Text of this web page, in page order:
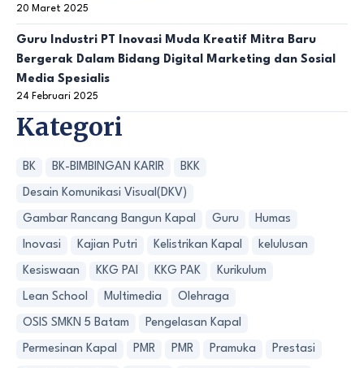
20 Maret 2025
Guru Industri PT Inovasi Muda Kreatif Mitra Baru
Bergerak Dalam Bidang Digital Marketing dan Sosial
Media Spesialis
24 Februari 2025
Kategori
BK BK-BIMBINGAN KARIR BKK
Desain Komunikasi Visual(DKV)
Gambar Rancang Bangun Kapal Guru Humas
Inovasi Kajian Putri Kelistrikan Kapal kelulusan
Kesiswaan KKG PAI KKG PAK Kurikulum
Lean School Multimedia Olehraga
OSIS SMKN 5 Batam Pengelasan Kapal
Permesinan Kapal PMR PMR Pramuka Prestasi